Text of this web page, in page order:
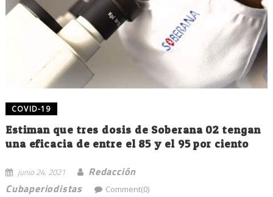
COVID-19
Estiman que tres dosis de Soberana 02 tengan
una eficacia de entre el 85 y el 95 por ciento
junio 24, 2021
Redacción
Cubaperiodistas
Comment(0)